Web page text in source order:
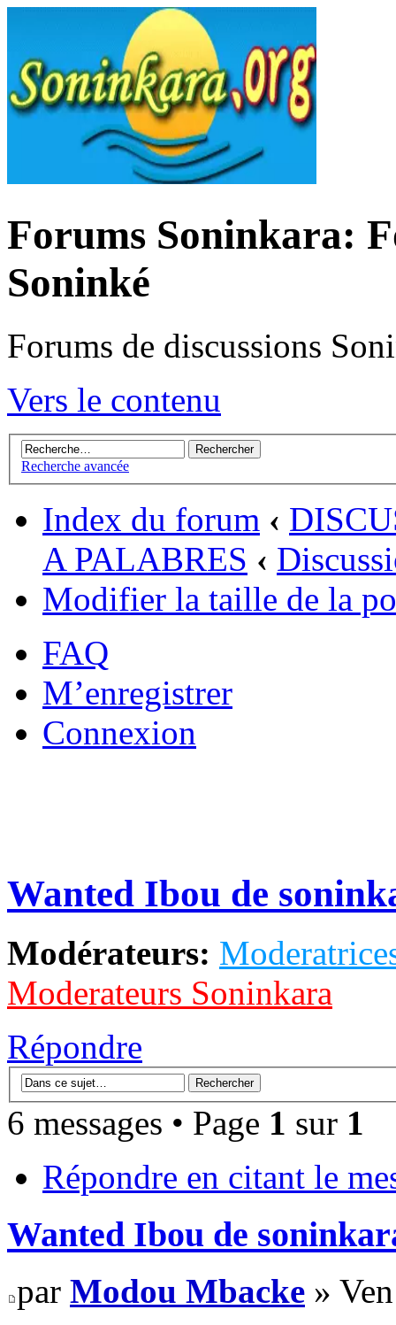
Forums Soninkara:
Soninké
Forums de discussions
Vers le contenu
Recherche avancée
Index du forum ‹
A PALABRES ‹
Modifier la taille de la
FAQ
M’enregistrer
Connexion
Wanted Ibou de
Modérateurs:
Moderateurs Soninkara
Répondre
6 messages • Page 1 sur 1
Répondre en citant le
Wanted Ibou de
par Modou Mbacke »